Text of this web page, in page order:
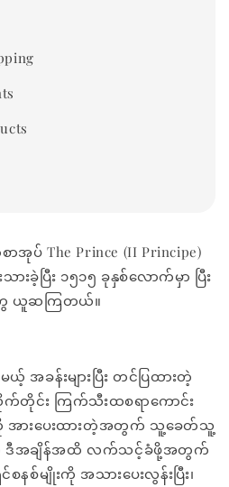
အုပ် The Prince (II Principe)
းခဲ့ပြီး ၁၅၁၅ ခုနှစ်လောက်မှာ ပြီး
ယူဆကြတယ်။
အခန်းများပြီး တင်ပြထားတဲ့
င်း ကြက်သီးထစရာကောင်း
ားပေးထားတဲ့အတွက် သူ့ခေတ်သူ့
တ် ဒီအချိန်အထိ လက်သင့်ခံဖို့အတွက်
စ်မျိုးကို အသားပေးလွန်းပြီး၊